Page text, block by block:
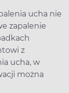
ucha nie
zapalenie
z
ucha, w
można